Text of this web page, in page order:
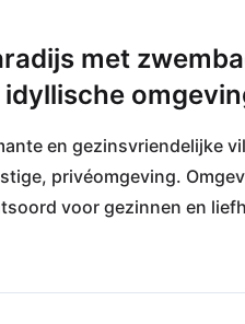
met
en gezinsvriendelijke
privéomgeving.
voor gezinnen en
Krk-route is het
eiland te verkennen.